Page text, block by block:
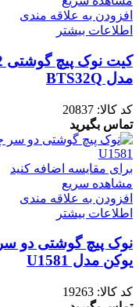
افزودن به علاقه مندی
اطلاعات بیشتر
مدل BTS32Q
کد کالا: 20837
تماس بگیرید
برای مقایسه اضافه کنید
مشاهده سریع
افزودن به علاقه مندی
اطلاعات بیشتر
یوکن مدل U1581
کد کالا: 19263